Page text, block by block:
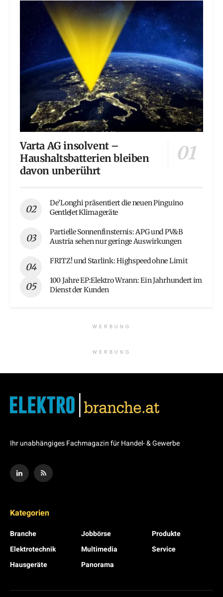
Varta AG insolvent –
Haushaltsbatterien bleiben
davon unberührt
De’Longhi präsentiert die neuen Pinguino
GentleJet Klimageräte
Partielle Sonnenfinsternis: APG und PV&B
Austria sehen nur geringe Auswirkungen
FRITZ! und Starlink: Highspeed ohne Limit
100 Jahre EP:Elektro Wrann: Ein Jahrhundert im
Dienst der Kunden
WERBUNG
WERBUNG
Ihr unabhängiges Fachmagazin für Handel- & Gewerbe
Kategorien
Branche
Elektrotechnik
Hausgeräte
Jobbörse
Multimedia
Panorama
Produkte
Service